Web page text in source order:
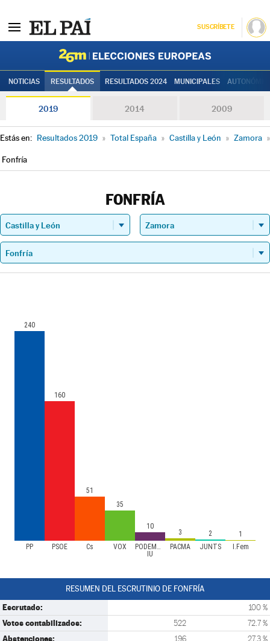
SUSCRÍBETE
NOTICIAS RESULTADOS RESULTADOS 2024 MUNICIPALES
2019 2014 2009
Estás en: Resultados 2019 » Total España » Castilla y León » Zamora »
Fonfría
FONFRÍA
PP PSOE Cs VOX
PODEMOS-
IU
PACMA JUNTS I.Fem
240
160
51
35
10
3 2 1
RESUMEN DEL ESCRUTINIO DE FONFRÍA
Escrutado: 100 %
Votos contabilizados: 522 72.7 %
Abstenciones: 196 27.3 %